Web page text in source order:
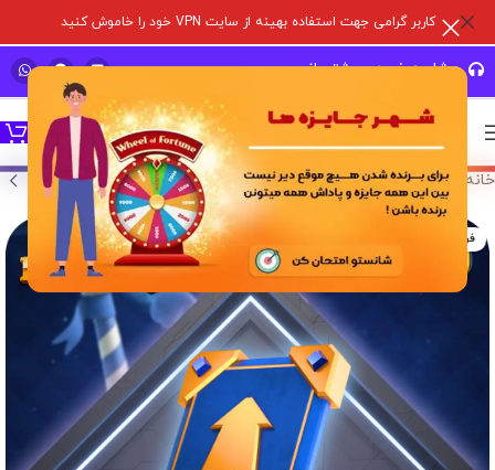
کاربر گرامی جهت استفاده بهینه از سایت VPN خود را خاموش کنید
مشاوره خرید و پشتیبانی سریع
خانه خدمات درون برنامه ای/بازی های سوپر سل/کلش رویال
فروخته شده